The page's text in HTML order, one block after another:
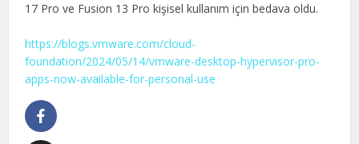
17 Pro ve Fusion 13 Pro kişisel kullanım için bedava oldu.
https://blogs.vmware.com/cloud-
foundation/2024/05/14/vmware-desktop-hypervisor-pro-
apps-now-available-for-personal-use